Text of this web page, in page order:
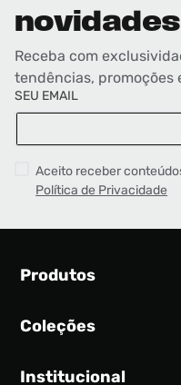
novidades
Receba com
tendências, promoções
SEU EMAIL
Aceito receber
Política de Privacidade
Produtos
Calendário SNEAKER
Coleções
Air Jordan 1
Institucional